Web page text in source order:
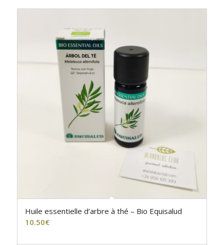
Huile essentielle d’arbre à thé – Bio Equisalud
10.50€